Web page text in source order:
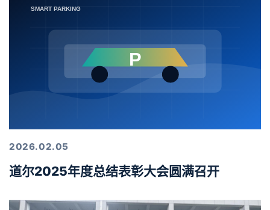
2026.02.05
道尔2025年度总结表彰大会圆满召开